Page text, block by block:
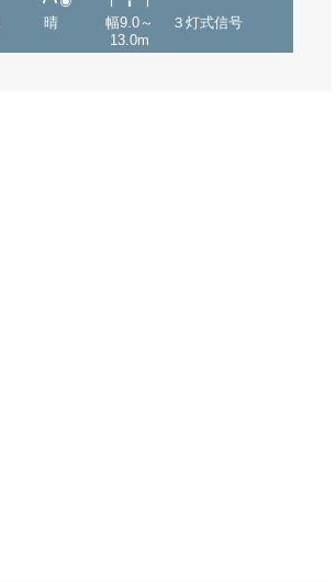
晴
幅9.0～
13.0m
３灯式信号